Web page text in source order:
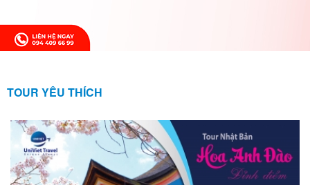
TOUR YÊU THÍCH